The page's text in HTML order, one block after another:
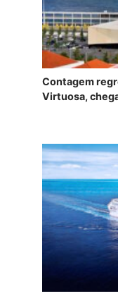
Contagem
Virtuosa,